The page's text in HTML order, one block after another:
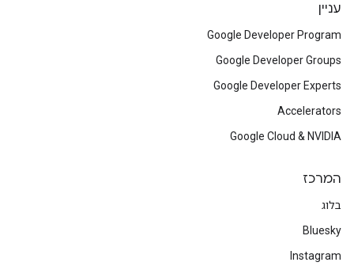
עניין
Google Developer Program
Google Developer Groups
Google Developer Experts
Accelerators
Google Cloud & NVIDIA
המרכז
בלוג
Bluesky
Instagram